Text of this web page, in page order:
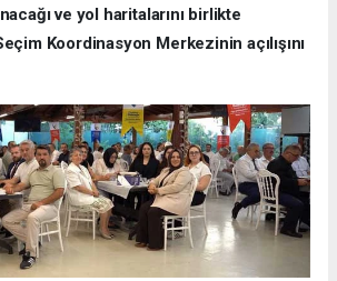
ve yol haritalarını birlikte
Koordinasyon Merkezinin açılışını